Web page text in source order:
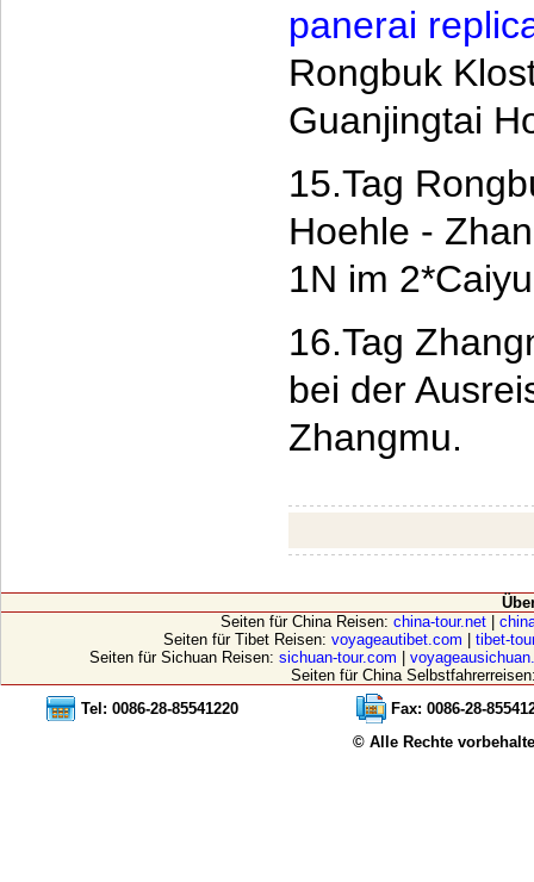
panerai
Rongbuk
Guanjingtai
15.Tag
Hoehle -
1N im
16.Tag
bei der
Zhangmu.
Seiten für China Reisen: china-tour.net|
Seiten für Tibet Reisen: voyageautibet.com
tibet-
Seiten für Sichuan Reisen: sichuan-tour.com
Seiten für China
Tel: 0086-28-85541220
Fax: 0086-28-
© Alle Rechte